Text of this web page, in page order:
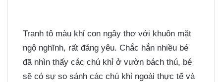
Tranh tô màu khỉ con ngây thơ với khuôn mặt
ngộ nghĩnh, rất đáng yêu. Chắc hẳn nhiều bé
đã nhìn thấy các chú khỉ ở vườn bách thú, bé
sẽ có sự so sánh các chú khỉ ngoài thực tế và